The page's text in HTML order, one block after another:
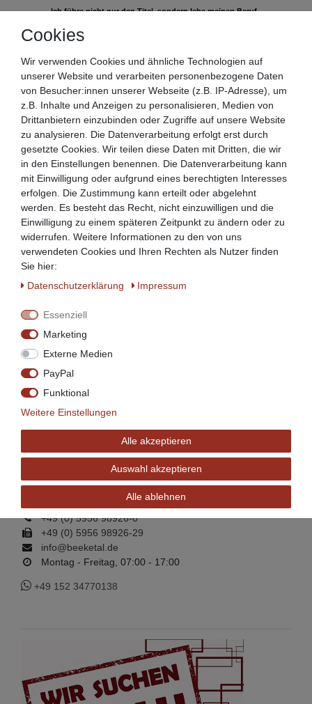
Ich führe nicht nur den Titel, sondern lebe meinen Beruf
Sämtliche Produkte in unserem Sortiment wurden vor dem
Einkauf und Produktionsbeginn durch mich persönlich genau
geprüft!
Im laufenden Herstellungsprozess wird jede Charge durch
unseren Qualitätskontrolleur (QC) in der Fabrik kontrolliert, um
allen Normen und Standards gerecht zu werden.
Sämtliche Hersteller werden durch mich persönlich auf Qualität
und Hygiene regelmäßig geprüft!
Nur so kann unser qualifiziertes Team Sie in gewohnter Freundlichkeit
beraten. Vom Hersteller bis zum Verkaufsteam wird bei uns jeder für seine
regionalem Betrieb der Heimat verbunden und wollen daher auch unserer
sozialen Verantwortung gerecht werden. So wissen Sie immer ganz
Überraschung bekommen, sondern reine Qualitätsware.
Vor-Ort-Ser­vice
Beeketal Lebensmitteltechnik GmbH & Co. KG
+49 (0) 5956 98926-0
+49 (0) 5956 98926-29
info@beeketal.de
Montag - Freitag, 07:00 - 17:00
 +49 152 34770138
Cookies
Wir verwenden Cookies und ähnliche Technologien auf
unserer Website und verarbeiten personenbezogene Daten
von Besucher:innen unserer Webseite (z.B. IP-Adresse), um
z.B. Inhalte und Anzeigen zu personalisieren, Medien von
Drittanbietern einzubinden oder Zugriffe auf unsere Website
zu analysieren. Die Datenverarbeitung erfolgt erst durch
gesetzte Cookies. Wir teilen diese Daten mit Dritten, die wir
in den Einstellungen benennen. Die Datenverarbeitung kann
mit Einwilligung oder aufgrund eines berechtigten Interesses
erfolgen. Die Zustimmung kann erteilt oder abgelehnt
werden. Es besteht das Recht, nicht einzuwilligen und die
Einwilligung zu einem späteren Zeitpunkt zu ändern oder zu
widerrufen. Weitere Informationen zu den von uns
verwendeten Cookies und Ihren Rechten als Nutzer finden
Sie hier:
Daten­schutz­erklärung
Impressum
Essenziell
Marketing
Externe Medien
PayPal
Funktional
Weitere Einstellungen
Alle akzeptieren
Auswahl akzeptieren
Alle ablehnen